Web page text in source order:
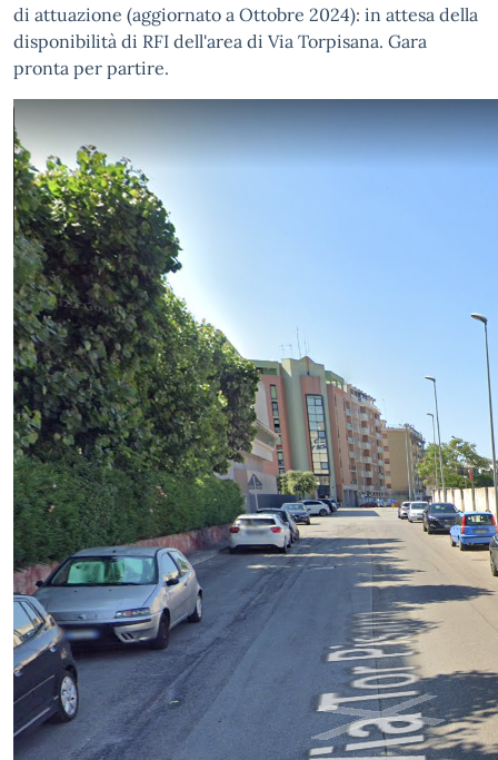
di attuazione (aggiornato a Ottobre 2024): in attesa della
disponibilità di RFI dell'area di Via Torpisana. Gara
pronta per partire.